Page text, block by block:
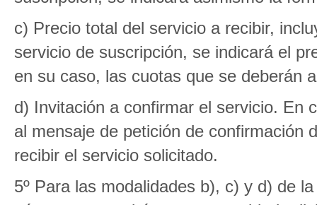
c) Precio total del servicio a recibir,
servicio de suscripción, se indicará el
en su caso, las cuotas que se deberán
d) Invitación a confirmar el servicio. En
al mensaje de petición de confirmación
recibir el servicio solicitado.
5º Para las modalidades b), c) y d) de